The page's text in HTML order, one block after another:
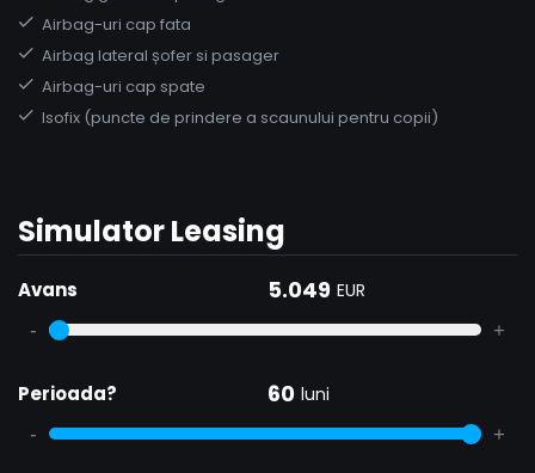
Airbag-uri cap fata
Airbag lateral șofer si pasager
Airbag-uri cap spate
Isofix (puncte de prindere a scaunului pentru copii)
Simulator Leasing
Avans 5.049 EUR
- +
Perioada? 60 luni
- +